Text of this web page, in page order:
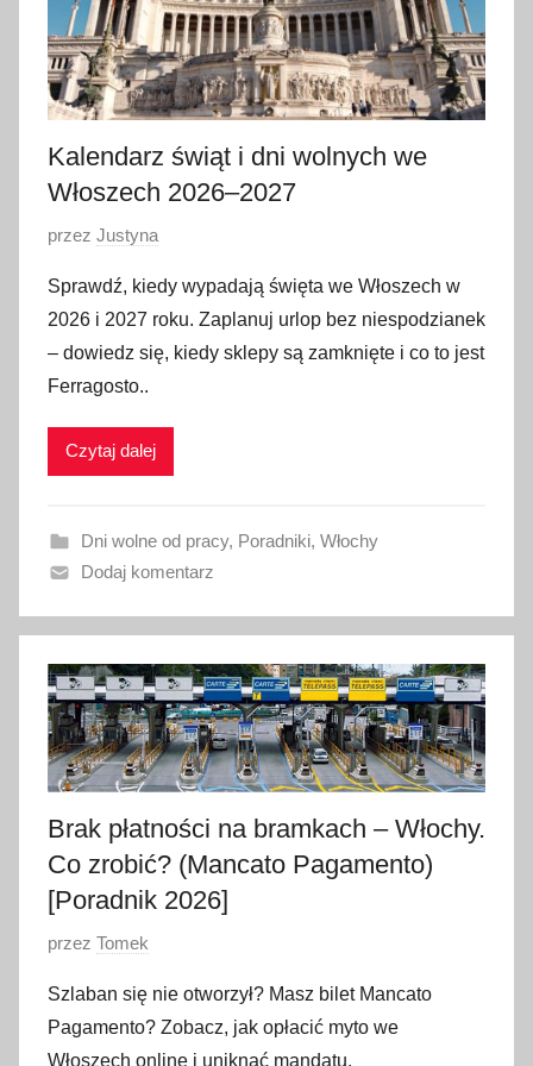
Kalendarz świąt i dni wolnych we
Włoszech 2026–2027
O
u
b
l
i
w
n
o
7
k
w
i
e
t
n
i
2
0
przez Justyna
Sprawdź, kiedy wypadają święta we Włoszech w
2026 i 2027 roku. Zaplanuj urlop bez niespodzianek
– dowiedz się, kiedy sklepy są zamknięte i co to jest
Ferragosto..
Czytaj dalej
Dni wolne od pracy, Poradniki, Włochy
Dodaj komentarz
Brak płatności na bramkach – Włochy.
Co zrobić? (Mancato Pagamento)
[Poradnik 2026]
O
u
b
przez Tomek
Szlaban się nie otworzył? Masz bilet Mancato
Pagamento? Zobacz, jak opłacić myto we
Włoszech online i uniknąć mandatu.